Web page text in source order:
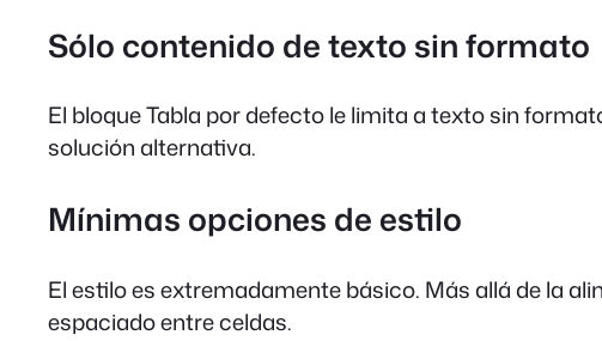
Sólo contenido de texto sin formato
El bloque Tabla por defecto le limita a texto sin
solución alternativa.
Mínimas opciones de estilo
El estilo es extremadamente básico. Más allá de la
espaciado entre celdas.